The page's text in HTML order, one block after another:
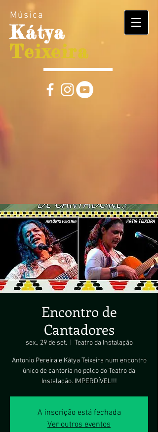
Música
Kátya
Teixeira
Encontro de
Cantadores
sex., 29 de set. Teatro da Instalação
Antonio Pereira e Kátya Teixeira num encontro
único de cantoria no palco do Teatro da
Instalação. IMPERDÍVEL!!!
A inscrição está fechada
Ver outros eventos